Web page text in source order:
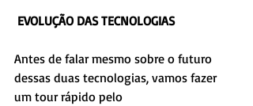
EVOLUÇÃO DAS TECNOLOGIAS
Antes de falar mesmo sobre o futuro
dessas duas tecnologias, vamos fazer
um tour rápido pelo